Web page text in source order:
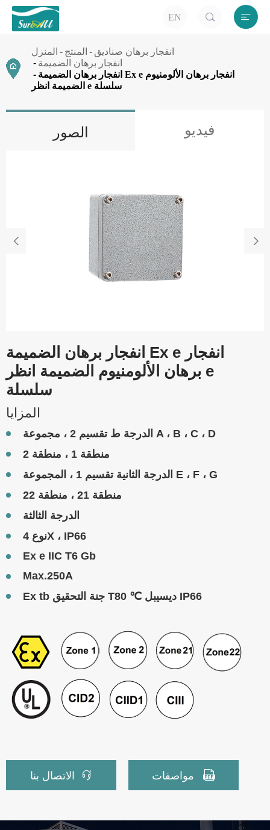
EN  
المنزل المنتج
انفجار برهان صناديق
انفجار برهان الضميمة
انفجار برهان الضميمة Ex e انفجار برهان الألومنيوم
الضميمة انظر e سلسلة
الصور فيديو
 
انفجار برهان الضميمة Ex e انفجار
برهان الألومنيوم الضميمة انظر e
سلسلة
المزايا
الدرجة ط تقسيم 2 ، مجموعة A ، B ، C ، D
منطقة 1 ، منطقة 2
الدرجة الثانية تقسيم 1 ، المجموعة E ، F ، G
منطقة 21 ، منطقة 22
الدرجة الثالثة
نوع 4X ، IP66
Ex e IIC T6 Gb
Max.250A
Ex tb جنة التحقيق T80 ℃ ديسيبل IP66
الاتصال بنا  